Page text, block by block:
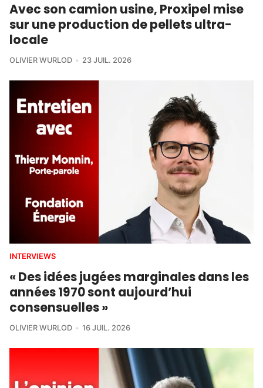
Avec son camion usine, Proxipel mise
sur une production de pellets ultra-
locale
OLIVIER WURLOD 23 JUIL. 2026
INTERVIEWS
« Des idées jugées marginales dans les
années 1970 sont aujourd’hui
consensuelles »
OLIVIER WURLOD 16 JUIL. 2026